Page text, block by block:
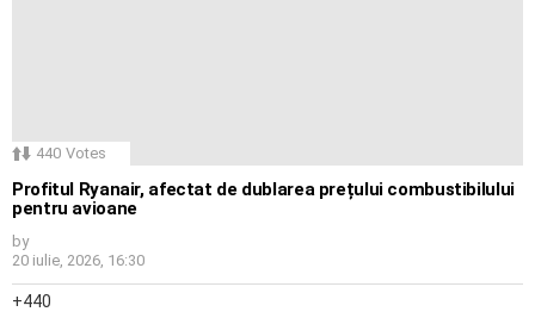
440 Votes
Profitul Ryanair, afectat de dublarea prețului combustibilului
pentru avioane
by
20 iulie, 2026, 16:30
440